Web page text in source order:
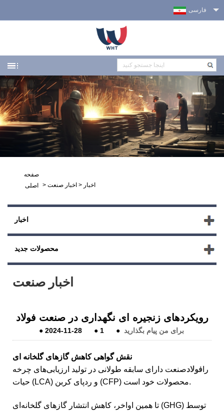
فارسی
صفحه
اصلی
> اخبار > اخبار صنعت
اخبار
محصولات جدید
اخبار صنعت
رویکردهای زنجیره ای نگهداری در صنعت فولاد
●2024-11-28 ●1 ● برای من پیام بگذارید
نقش گواهی کاهش گازهای گلخانه ای
را فولادصنعت دارای سابقه طولانی در تولید ارزیابی‌های چرخه
حیات (LCA) و ردپای کربن (CFP) محصولات خود است.
تا همین اواخر، کاهش انتشار گازهای گلخانه‌ای (GHG) توسط